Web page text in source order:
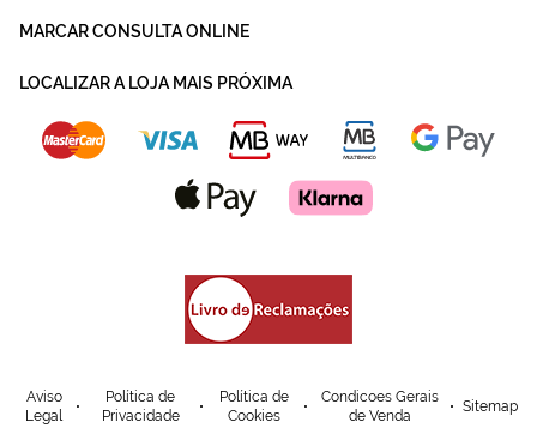
MARCAR CONSULTA ONLINE
LOCALIZAR A LOJA MAIS PRÓXIMA
Aviso
Legal
Política de
Privacidade
Política de
Cookies
Condicoes Gerais
de Venda
Sitemap